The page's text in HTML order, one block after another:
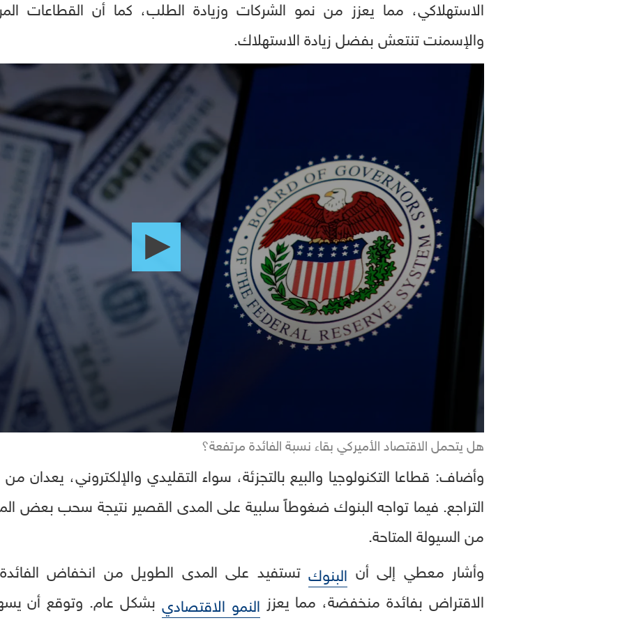
الاستهلاكي، مما يعزز من نمو الشركات وزيادة الطلب، كما أن القطاعات
والإسمنت تنتعش بفضل زيادة الاستهلاك.
هل يتحمل الاقتصاد الأميركي بقاء نسبة الفائدة مرتفعة؟
وأضاف: قطاعا التكنولوجيا والبيع بالتجزئة، سواء التقليدي والإلكتروني، يعدان
التراجع. فيما تواجه البنوك ضغوطاً سلبية على المدى القصير نتيجة سحب بعض
من السيولة المتاحة.
وأشار معطي إلى أن البنوكتستفيد على المدى الطويل من انخفاض
الاقتراض بفائدة منخفضة، مما يعزز النمو الاقتصادي بشكل عام. وتوقع أن